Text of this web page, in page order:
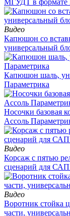
Видео
Капюшон со
универсальный
Капюшон шаль,
Параметрика
Носочки базовая
Ассоль
Видео
Корсаж с пятью
сценарий для
Видео
Воротник стойка
части,